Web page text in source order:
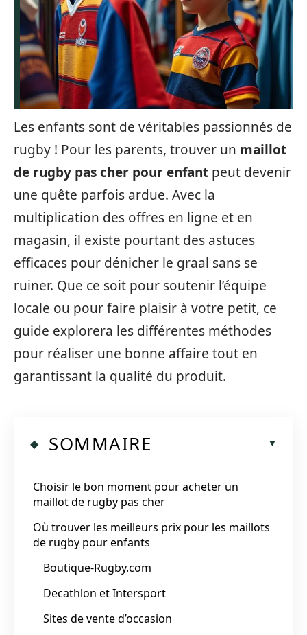
Les enfants sont de véritables passionnés de
rugby ! Pour les parents, trouver un maillot
de rugby pas cher pour enfant peut devenir
une quête parfois ardue. Avec la
multiplication des offres en ligne et en
magasin, il existe pourtant des astuces
efficaces pour dénicher le graal sans se
ruiner. Que ce soit pour soutenir l’équipe
locale ou pour faire plaisir à votre petit, ce
guide explorera les différentes méthodes
pour réaliser une bonne affaire tout en
garantissant la qualité du produit.
SOMMAIRE
Choisir le bon moment pour acheter un
maillot de rugby pas cher
Où trouver les meilleurs prix pour les maillots
de rugby pour enfants
Boutique-Rugby.com
Decathlon et Intersport
Sites de vente d’occasion